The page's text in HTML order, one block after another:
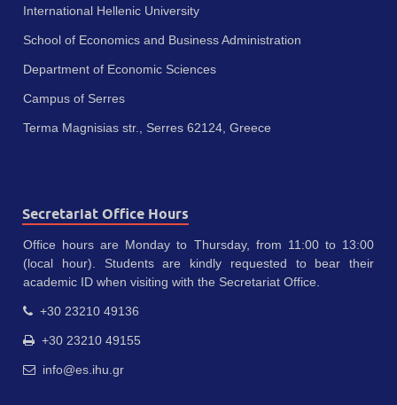
International Hellenic University
School of Economics and Business Administration
Department of Economic Sciences
Campus of Serres
Terma Magnisias str., Serres 62124, Greece
Secretariat Office Hours
Office hours are Monday to Thursday, from 11:00 to 13:00
(local hour). Students are kindly requested to bear their
academic ID when visiting with the Secretariat Office.
+30 23210 49136
+30 23210 49155
info@es.ihu.gr